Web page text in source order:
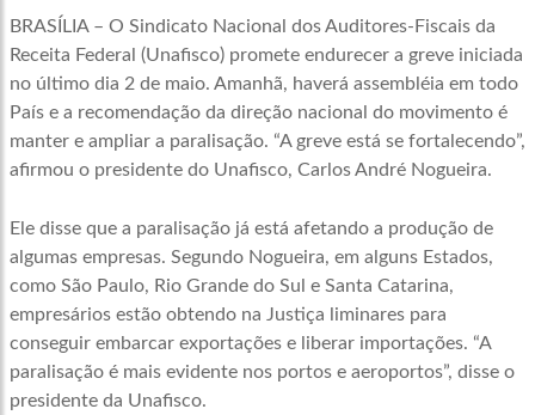
BRASÍLIA – O Sindicato Nacional dos Auditores-Fiscais da
Receita Federal (Unafisco) promete endurecer a greve iniciada
no último dia 2 de maio. Amanhã, haverá assembléia em todo
País e a recomendação da direção nacional do movimento é
manter e ampliar a paralisação. “A greve está se fortalecendo”,
afirmou o presidente do Unafisco, Carlos André Nogueira.
Ele disse que a paralisação já está afetando a produção de
algumas empresas. Segundo Nogueira, em alguns Estados,
como São Paulo, Rio Grande do Sul e Santa Catarina,
empresários estão obtendo na Justiça liminares para
conseguir embarcar exportações e liberar importações. “A
paralisação é mais evidente nos portos e aeroportos”, disse o
presidente da Unafisco.